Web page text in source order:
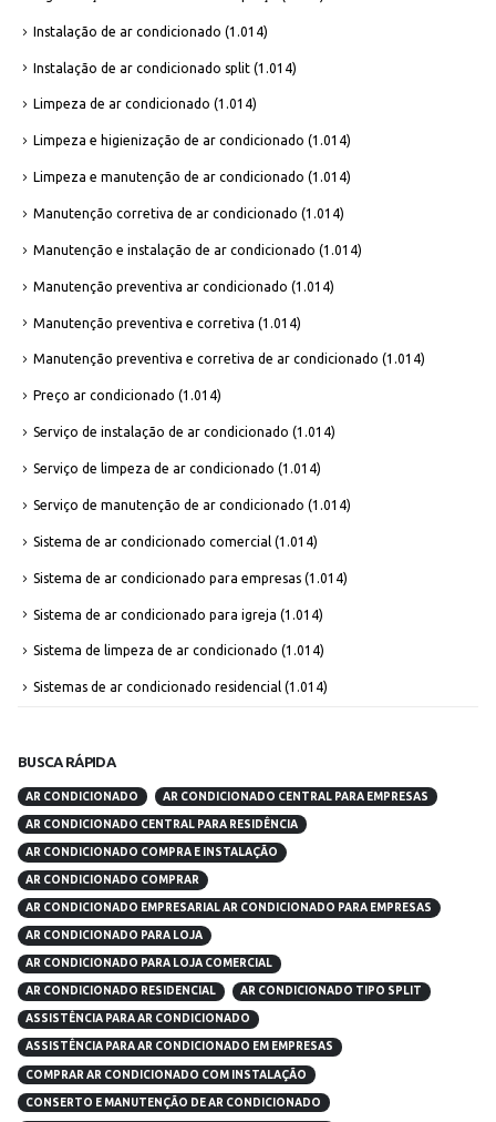
Instalação de ar condicionado (1.014)
Instalação de ar condicionado split (1.014)
Limpeza de ar condicionado (1.014)
Limpeza e higienização de ar condicionado (1.014)
Limpeza e manutenção de ar condicionado (1.014)
Manutenção corretiva de ar condicionado (1.014)
Manutenção e instalação de ar condicionado (1.014)
Manutenção preventiva ar condicionado (1.014)
Manutenção preventiva e corretiva (1.014)
Manutenção preventiva e corretiva de ar condicionado (1.014)
Preço ar condicionado (1.014)
Serviço de instalação de ar condicionado (1.014)
Serviço de limpeza de ar condicionado (1.014)
Serviço de manutenção de ar condicionado (1.014)
Sistema de ar condicionado comercial (1.014)
Sistema de ar condicionado para empresas (1.014)
Sistema de ar condicionado para igreja (1.014)
Sistema de limpeza de ar condicionado (1.014)
Sistemas de ar condicionado residencial (1.014)
BUSCA RÁPIDA
AR CONDICIONADO AR CONDICIONADO CENTRAL PARA EMPRESAS
AR CONDICIONADO CENTRAL PARA RESIDÊNCIA
AR CONDICIONADO COMPRA E INSTALAÇÃO
AR CONDICIONADO COMPRAR
AR CONDICIONADO EMPRESARIAL AR CONDICIONADO PARA EMPRESAS
AR CONDICIONADO PARA LOJA
AR CONDICIONADO PARA LOJA COMERCIAL
AR CONDICIONADO RESIDENCIAL AR CONDICIONADO TIPO SPLIT
ASSISTÊNCIA PARA AR CONDICIONADO
ASSISTÊNCIA PARA AR CONDICIONADO EM EMPRESAS
COMPRAR AR CONDICIONADO COM INSTALAÇÃO
CONSERTO E MANUTENÇÃO DE AR CONDICIONADO